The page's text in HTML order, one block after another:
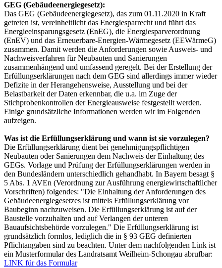
GEG (Gebäudeenergiegesetz):
Das GEG (Gebäudeenergiegesetz), das zum 01.11.2020 in Kraft
getreten ist, vereinheitlicht das Energiesparrecht und führt das
Energieeinsparungsgesetz (EnEG), die Energiesparverordnung
(EnEV) und das Erneuerbare-Energien-Wärmegesetz (EEWärmeG)
zusammen. Damit werden die Anforderungen sowie Ausweis- und
Nachweisverfahren für Neubauten und Sanierungen
zusammenhängend und umfassend geregelt. Bei der Erstellung der
Erfüllungserklärungen nach dem GEG sind allerdings immer wieder
Defizite in der Herangehensweise, Ausstellung und bei der
Belastbarkeit der Daten erkennbar, die u.a. im Zuge der
Stichprobenkontrollen der Energieausweise festgestellt werden.
Einige grundsätzliche Informationen werden wir im Folgenden
aufzeigen.
Was ist die Erfüllungserklärung und wann ist sie vorzulegen?
Die Erfüllungserklärung dient bei genehmigungspflichtigen
Neubauten oder Sanierungen dem Nachweis der Einhaltung des
GEGs. Vorlage und Prüfung der Erfüllungserklärungen werden in
den Bundesländern unterschiedlich gehandhabt. In Bayern besagt §
5 Abs. 1 AVEn (Verordnung zur Ausführung energiewirtschaftlicher
Vorschriften) folgendes: "Die Einhaltung der Anforderungen des
Gebäudeenergiegesetzes ist mittels Erfüllungserklärung vor
Baubeginn nachzuweisen. Die Erfüllungserklärung ist auf der
Baustelle vorzuhalten und auf Verlangen der unteren
Bauaufsichtsbehörde vorzulegen." Die Erfüllungserklärung ist
grundsätzlich formlos, lediglich die in § 93 GEG definierten
Pflichtangaben sind zu beachten. Unter dem nachfolgenden Link ist
ein Musterformular des Landratsamt Weilheim-Schongau abrufbar:
LINK für das Formular